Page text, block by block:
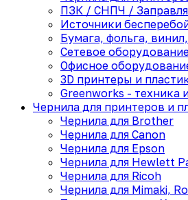
ПЗК / СНПЧ /
Источники
Бумага, фольга,
Сетевое
Офисное
3D принтеры и
Greenworks - техника
Чернила для принтеров и
Чернила для Brother
Чернила для Canon
Чернила для Epson
Чернила для Hewlett
Чернила для Ricoh
Чернила для Mimaki,